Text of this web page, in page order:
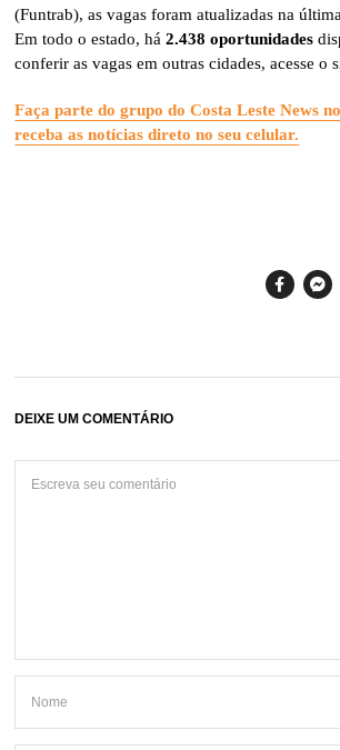
(Funtrab), as vagas foram atualizadas na
Em todo o estado, há 2.438 oportunidades
conferir as vagas em outras cidades, acesse o
Faça parte do grupo do Costa Leste News
receba as notícias direto no seu celular.
DEIXE UM COMENTÁRIO